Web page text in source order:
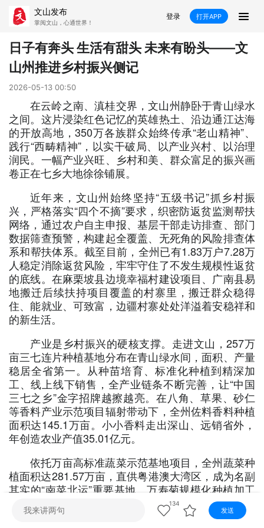
文山发布
掌阅文山，心通世界！
登录 打开APP
新闻
飞卡阅读 推荐
康养 社会 科教 经济
商务
文山市 砚山县 西畴县 麻栗坡县
马关县 丘北县 广南县 富宁县
视听
视频快刷 视频点播 阿文工作室 文山新闻
壮语节目
日子有奔头 生活有甜头 未来有盼头——文
山州推进乡村振兴侧记
2026-05-13 00:50
在云岭之南、滇桂交界，文山州静卧于青山绿水
之间。这片浸染红色记忆的英雄热土、沿边通江达海
的开放高地，350万各族群众始终传承“老山精神”、
践行“西畴精神”，以实干破局、以产业兴村、以治理
润民。一幅产业兴旺、乡村和美、群众富足的振兴画
卷正在七乡大地徐徐铺展。
近年来，文山州始终坚持“五级书记”抓乡村振
兴，严格落实“四个不摘”要求，织密防返贫监测帮扶
网络，通过农户自主申报、基层干部走访排查、部门
数据筛查预警，构建起全覆盖、无死角的风险排查体
系和帮扶体系。截至目前，全州已有1.83万户7.28万
人稳定消除返贫风险，牢牢守住了不发生规模性返贫
的底线。在麻栗坡县边境幸福村建设项目、广南县易
地搬迁后续扶持项目覆盖的村寨里，搬迁群众稳得
住、能就业、可致富，边疆村寨处处洋溢着安稳祥和
的新生活。
产业是乡村振兴的硬核支撑。走进文山，257万
亩三七连片种植基地分布在青山绿水间，面积、产量
稳居全省第一。从种苗培育、标准化种植到精深加
工、线上线下销售，全产业链条不断完善，让“中国
三七之乡”金字招牌越擦越亮。在八角、草果、砂仁
等香料产业示范项目辐射带动下，全州佐料香料种植
面积达145.1万亩。小小香料走出深山、远销省外，
年创造农业产值35.01亿元。
依托万亩高标准蔬菜示范基地项目，全州蔬菜种
植面积达281.57万亩，直供粤港澳大湾区，成为名副
其实的“南菜北运”重要基地。万寿菊规模化种植加工
项目落地见效，38.25万亩花卉产业中，万寿菊种植
面积居全省第一，田间花海变身“致富花海”。同时，
134
发送